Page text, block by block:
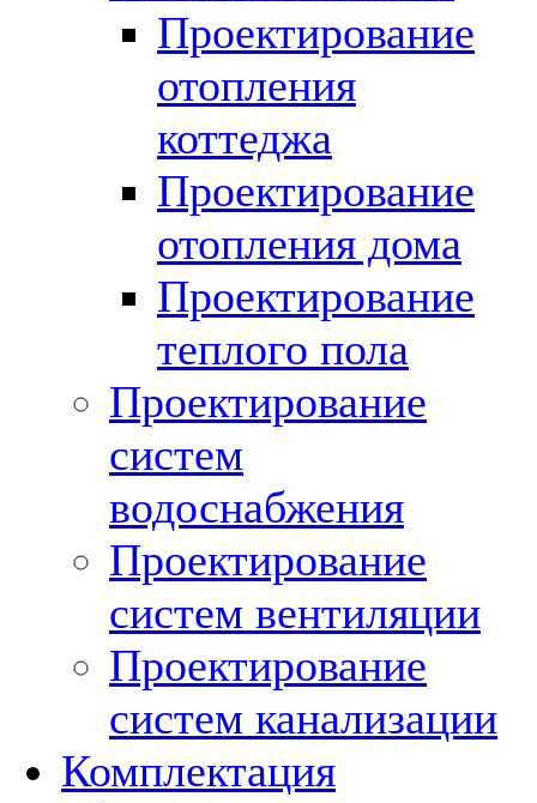
Проектирование
отопления
коттеджа
Проектирование
отопления дома
Проектирование
теплого пола
Проектирование
систем
водоснабжения
Проектирование
систем вентиляции
Проектирование
систем канализации
Комплектация